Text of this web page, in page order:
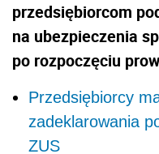
przedsiębiorcom
na ubezpieczenia
po rozpoczęciu
Przedsiębiorcy
zadeklarowania
ZUS